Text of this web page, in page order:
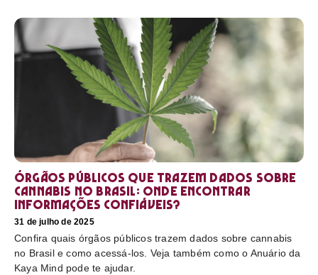
Órgãos públicos que trazem dados sobre
cannabis no Brasil: onde encontrar
informações confiáveis?
31 de julho de 2025
Confira quais órgãos públicos trazem dados sobre cannabis
no Brasil e como acessá-los. Veja também como o Anuário da
Kaya Mind pode te ajudar.